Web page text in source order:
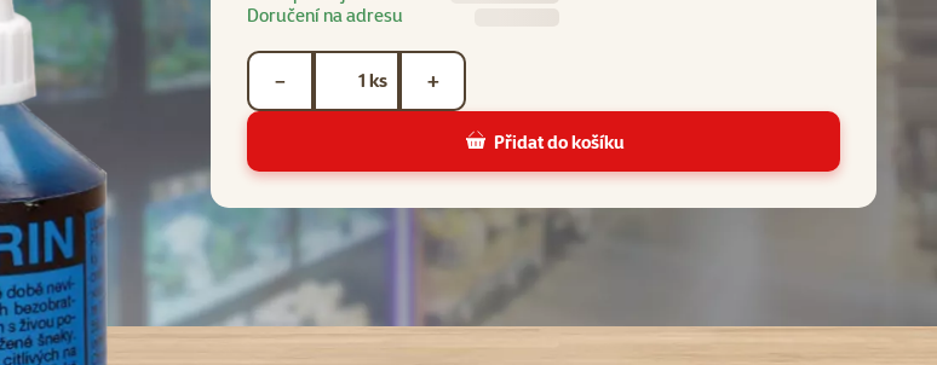
Doručení na adresu
ks
− +
Přidat do košíku